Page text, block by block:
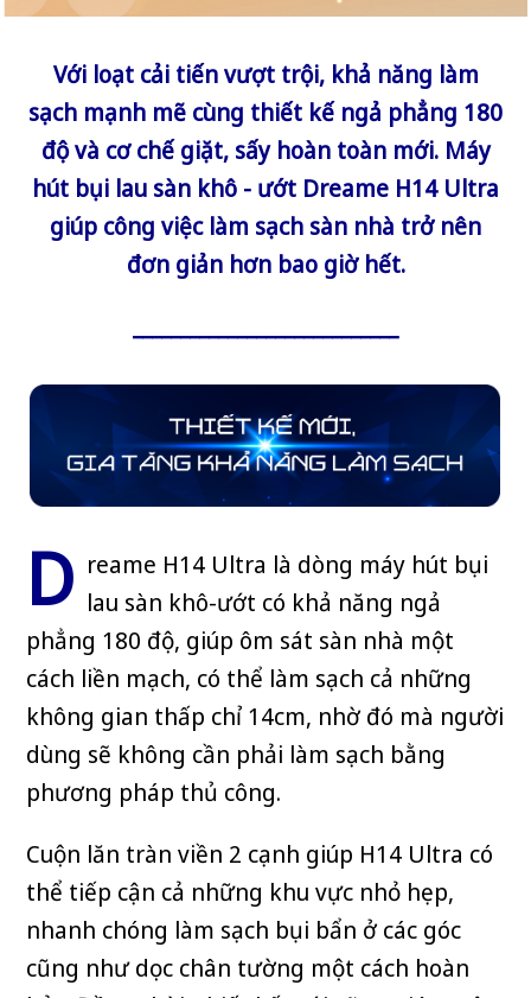
Với loạt cải tiến vượt trội, khả năng làm
sạch mạnh mẽ cùng thiết kế ngả phẳng 180
độ và cơ chế giặt, sấy hoàn toàn mới. Máy
hút bụi lau sàn khô - ướt Dreame H14 Ultra
giúp công việc làm sạch sàn nhà trở nên
đơn giản hơn bao giờ hết.
D reame H14 Ultra là dòng máy hút bụi
lau sàn khô-ướt có khả năng ngả
phẳng 180 độ, giúp ôm sát sàn nhà một
cách liền mạch, có thể làm sạch cả những
không gian thấp chỉ 14cm, nhờ đó mà người
dùng sẽ không cần phải làm sạch bằng
phương pháp thủ công.
Cuộn lăn tràn viền 2 cạnh giúp H14 Ultra có
thể tiếp cận cả những khu vực nhỏ hẹp,
nhanh chóng làm sạch bụi bẩn ở các góc
cũng như dọc chân tường một cách hoàn